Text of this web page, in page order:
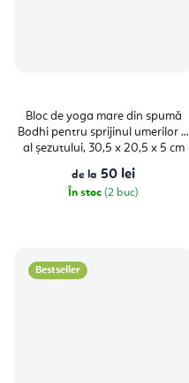
Bloc de yoga mare din spumă
Bodhi pentru sprijinul umerilor și
al șezutului, 30,5 x 20,5 x 5 cm
de la 50 lei
În stoc (2 buc)
Bestseller